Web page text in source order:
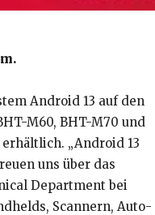
Android 13 auf den
M60, BHT-M70 und
erhältlich. „Android 13
uns über das
Department bei
Scannern, Auto-